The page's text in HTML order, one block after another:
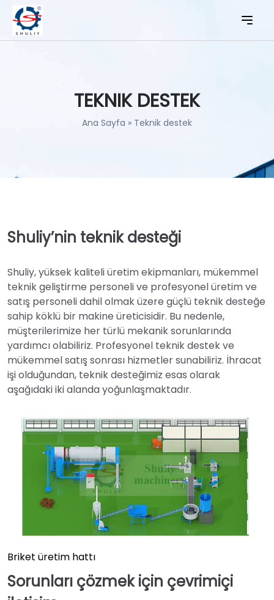
TEKNIK DESTEK
Ana Sayfa » Teknik destek
Shuliy’nin teknik desteği
Shuliy, yüksek kaliteli üretim ekipmanları, mükemmel
teknik geliştirme personeli ve profesyonel üretim ve
satış personeli dahil olmak üzere güçlü teknik desteğe
sahip köklü bir makine üreticisidir. Bu nedenle,
müşterilerimize her türlü mekanik sorunlarında
yardımcı olabiliriz. Profesyonel teknik destek ve
mükemmel satış sonrası hizmetler sunabiliriz. İhracat
işi olduğundan, teknik desteğimiz esas olarak
aşağıdaki iki alanda yoğunlaşmaktadır.
Briket üretim hattı
Sorunları çözmek için çevrimiçi